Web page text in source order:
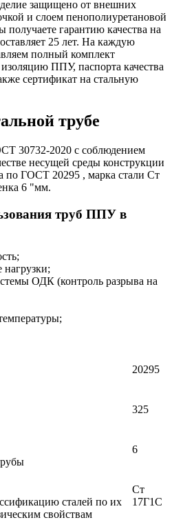
защищено от внешних
и слоем пенополиуретановой
гарантию качества на
25 лет. На каждую
полный комплект
ППУ, паспорта качества
сертификат на стальную
трубе
30732-2020 с соблюдением
несущей среды конструкции
по ГОСТ 20295 , марка стали Ст
6 "мм.
труб ППУ в
ОДК (контроль разрыва на
20295
325
6
сталей по их
свойствам
Ст
17Г1С